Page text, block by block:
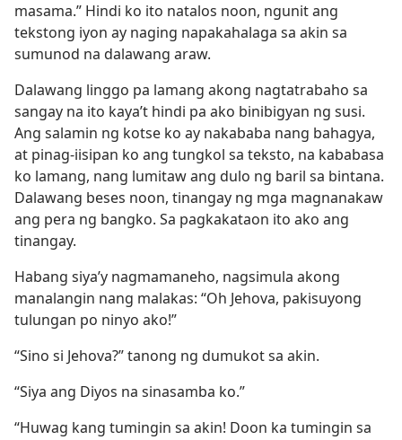
masama.” Hindi ko ito natalos noon, ngunit ang
tekstong iyon ay naging napakahalaga sa akin sa
sumunod na dalawang araw.
Dalawang linggo pa lamang akong nagtatrabaho sa
sangay na ito kaya’t hindi pa ako binibigyan ng susi.
Ang salamin ng kotse ko ay nakababa nang bahagya,
at pinag-iisipan ko ang tungkol sa teksto, na kababasa
ko lamang, nang lumitaw ang dulo ng baril sa bintana.
Dalawang beses noon, tinangay ng mga magnanakaw
ang pera ng bangko. Sa pagkakataon ito ako ang
tinangay.
Habang siya’y nagmamaneho, nagsimula akong
manalangin nang malakas: “Oh Jehova, pakisuyong
tulungan po ninyo ako!”
“Sino si Jehova?” tanong ng dumukot sa akin.
“Siya ang Diyos na sinasamba ko.”
“Huwag kang tumingin sa akin! Doon ka tumingin sa